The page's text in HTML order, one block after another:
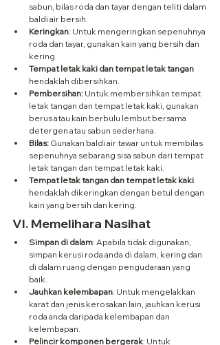
sabun, bilas roda dan tayar dengan teliti dalam
baldi air bersih.
Keringkan: Untuk mengeringkan sepenuhnya
roda dan tayar, gunakan kain yang bersih dan
kering.
Tempat letak kaki dan tempat letak tangan
hendaklah dibersihkan.
Pembersihan: Untuk membersihkan tempat
letak tangan dan tempat letak kaki, gunakan
berus atau kain berbulu lembut bersama
detergen atau sabun sederhana.
Bilas: Gunakan baldi air tawar untuk membilas
sepenuhnya sebarang sisa sabun dari tempat
letak tangan dan tempat letak kaki.
Tempat letak tangan dan tempat letak kaki
hendaklah dikeringkan dengan betul dengan
kain yang bersih dan kering.
VI. Memelihara Nasihat
Simpan di dalam: Apabila tidak digunakan,
simpan kerusi roda anda di dalam, kering dan
di dalam ruang dengan pengudaraan yang
baik.
Jauhkan kelembapan: Untuk mengelakkan
karat dan jenis kerosakan lain, jauhkan kerusi
roda anda daripada kelembapan dan
kelembapan.
Pelincir komponen bergerak: Untuk